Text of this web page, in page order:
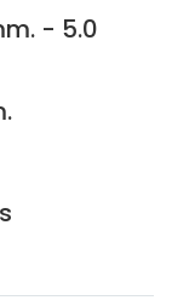
- 5.0